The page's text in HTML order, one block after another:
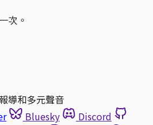
次。
導和多元聲音
Bluesky
Discord